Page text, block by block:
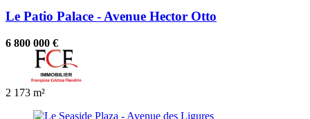
Le Patio Palace - Avenue Hector Otto
6 800 000 €
2 173 m²